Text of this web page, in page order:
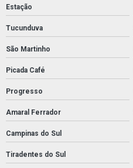
Estação
Tucunduva
São Martinho
Picada Café
Progresso
Amaral Ferrador
Campinas do Sul
Tiradentes do Sul